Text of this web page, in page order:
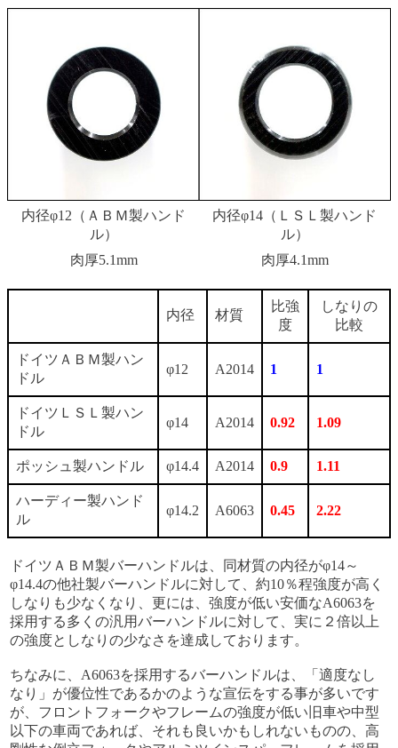
内径φ12（ＡＢＭ製ハンド
ル）
内径φ14（ＬＳＬ製ハンド
ル）
肉厚5.1mm
肉厚4.1mm
内径 材質
比強
度
しなりの
比較
ドイツＡＢＭ製ハン
ドル
φ12 A2014 1 1
ドイツＬＳＬ製ハン
ドル
φ14 A2014 0.92 1.09
ポッシュ製ハンドル φ14.4 A2014 0.9 1.11
ハーディー製ハンド
ル
φ14.2 A6063 0.45 2.22
ドイツＡＢＭ製バーハンドルは、同材質の内径がφ14～
φ14.4の他社製バーハンドルに対して、約10％程強度が高く
しなりも少なくなり、更には、強度が低い安価なA6063を
採用する多くの汎用バーハンドルに対して、実に２倍以上
の強度としなりの少なさを達成しております。
ちなみに、A6063を採用するバーハンドルは、「適度なし
なり」が優位性であるかのような宣伝をする事が多いです
が、フロントフォークやフレームの強度が低い旧車や中型
以下の車両であれば、それも良いかもしれないものの、高